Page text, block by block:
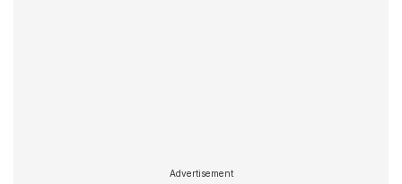
Advertisement